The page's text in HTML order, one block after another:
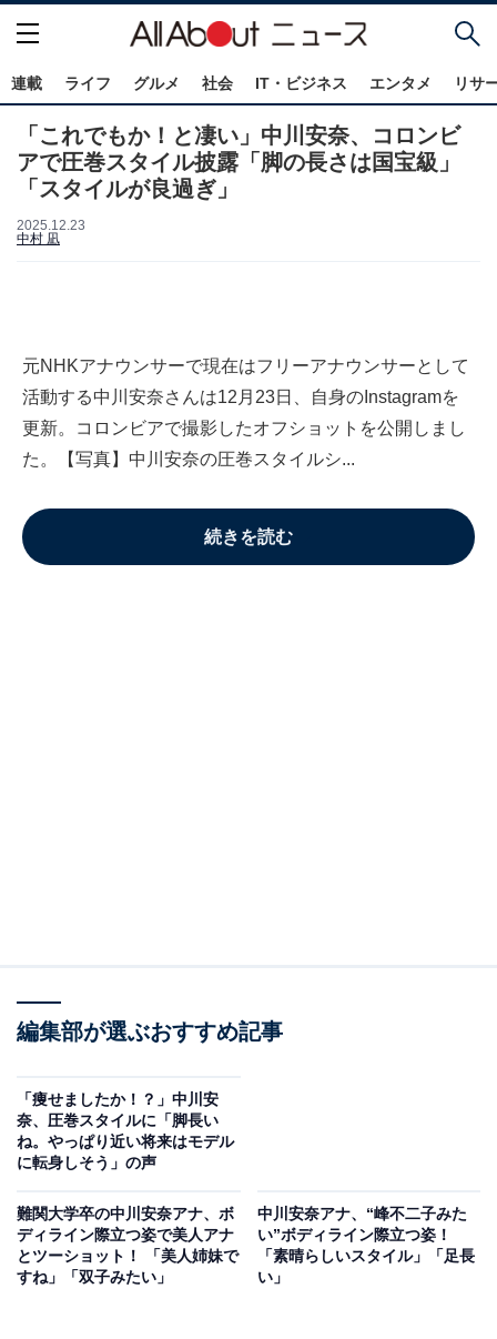
連載 ライフ グルメ 社会 IT・ビジネス エンタメ リサ
「これでもか！と凄い」中川安奈、コロンビ
アで圧巻スタイル披露「脚の長さは国宝級」
「スタイルが良過ぎ」
2025.12.23
中村 凪
元NHKアナウンサーで現在はフリーアナウンサーとして
活動する中川安奈さんは12月23日、自身のInstagramを
更新。コロンビアで撮影したオフショットを公開しまし
た。【写真】中川安奈の圧巻スタイルシ...
続きを読む
編集部が選ぶおすすめ記事
「痩せましたか！？」中川安
奈、圧巻スタイルに「脚長い
ね。やっぱり近い将来はモデル
に転身しそう」の声
難関大学卒の中川安奈アナ、ボ
ディライン際立つ姿で美人アナ
とツーショット！ 「美人姉妹で
すね」「双子みたい」
中川安奈アナ、“峰不二子みた
い”ボディライン際立つ姿！
「素晴らしいスタイル」「足長
い」